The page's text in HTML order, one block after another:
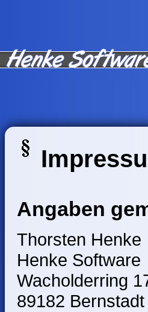
Angaben
Thorsten Henke
Henke Software
Wacholderring
89182 Bernstadt